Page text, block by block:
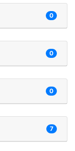
0
0
0
7